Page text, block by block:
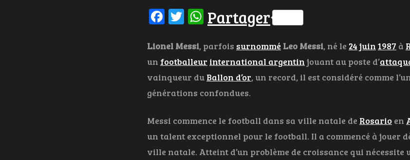
Facebook
Twitter
WhatsApp
Partager
Lionel Messi, parfois surnommé Leo Messi, né le 24 juin 1987 à
un footballeur international argentin jouant au poste d’
vainqueur du Ballon d’or, un record, il est considéré comme
générations confondues.
Messi commence le football dans sa ville natale de Rosario en
un talent exceptionnel pour le football. Il a commencé à jouer
ville natale. Atteint d’un problème de croissance qui